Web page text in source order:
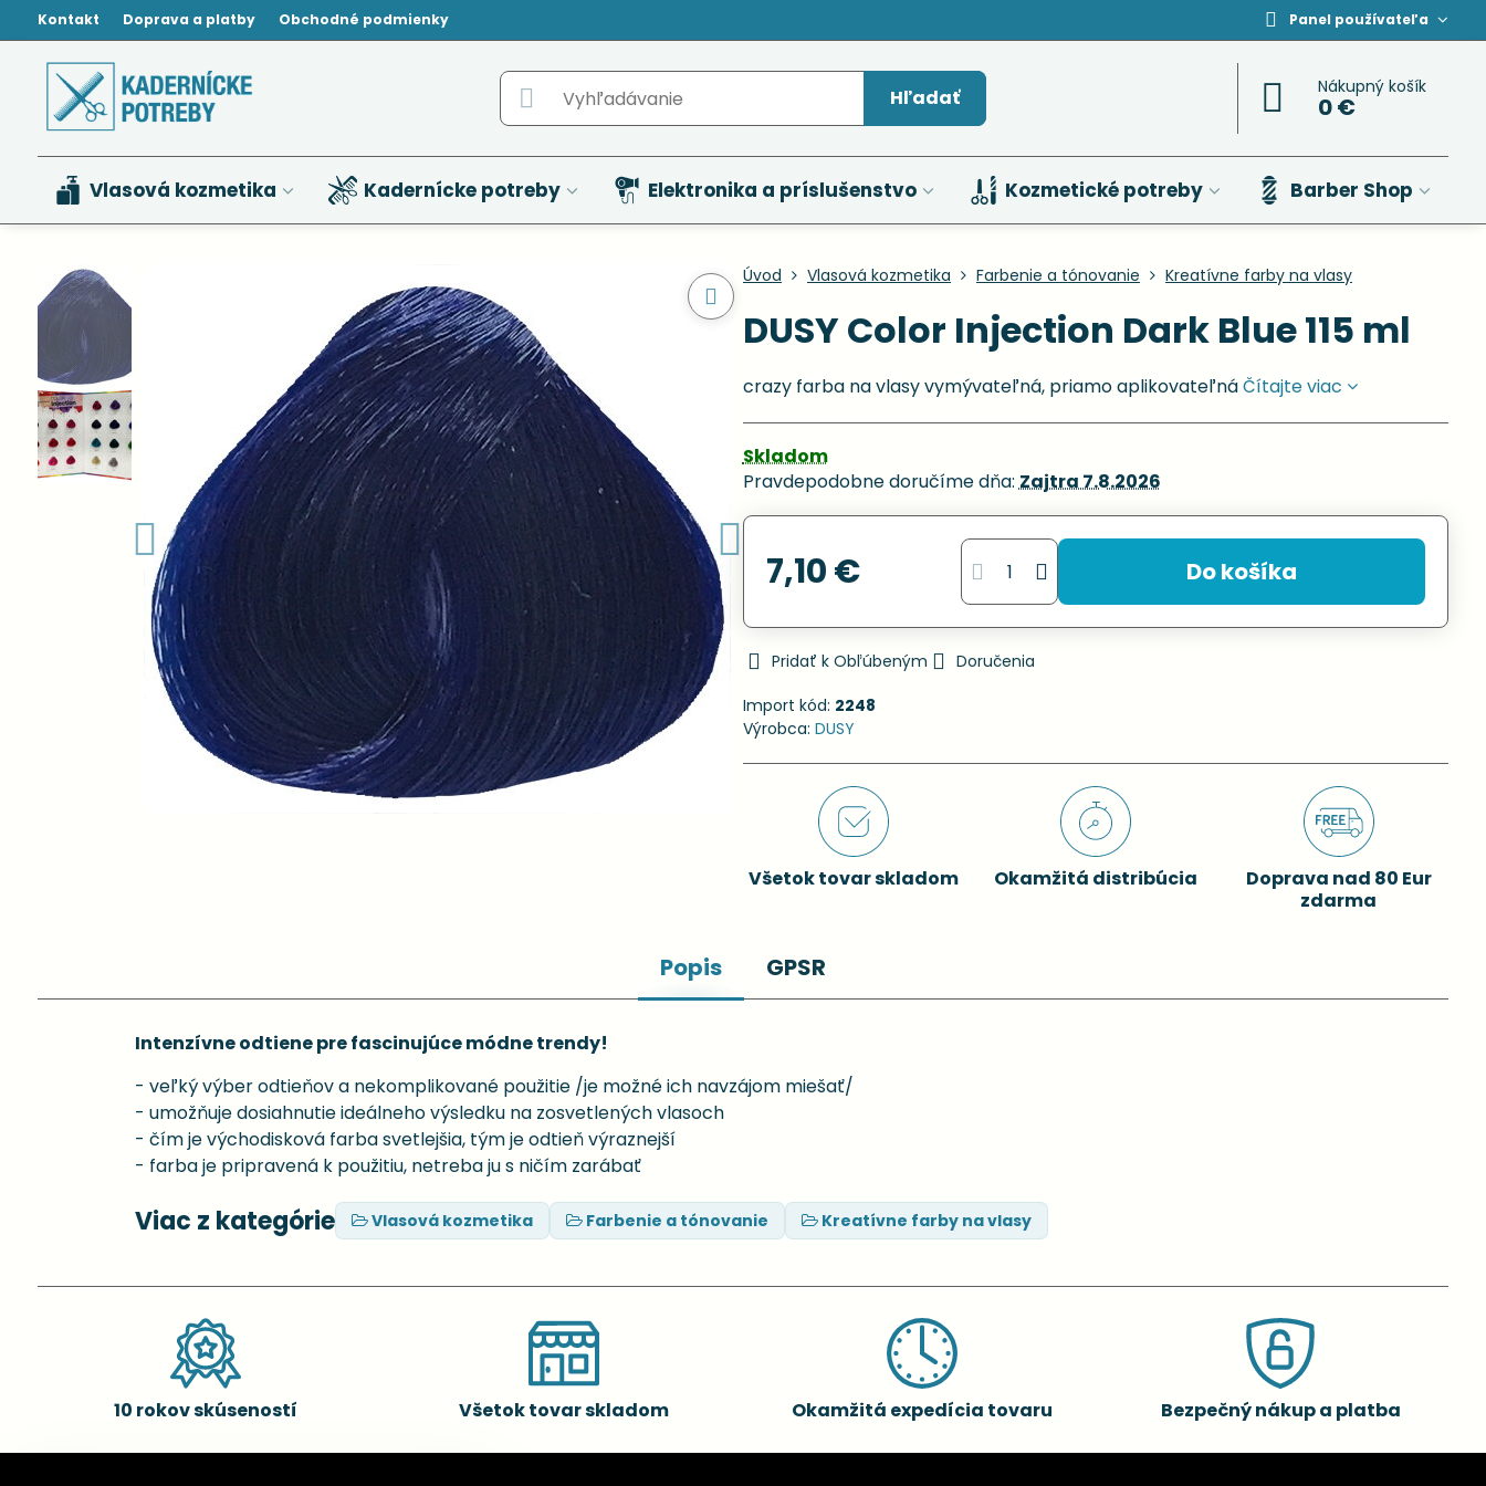
Kontakt Doprava a platby Obchodné podmienky Panel používateľa
Hľadať Nákupný košík
0 €
Vlasová kozmetika Kadernícke potreby Elektronika a príslušenstvo Kozmetické potreby Barber Shop
Úvod Vlasová kozmetika Farbenie a tónovanie Kreatívne farby na vlasy
DUSY Color Injection Dark Blue 115 ml
crazy farba na vlasy vymývateľná, priamo aplikovateľnáČítajte viac
Skladom
Pravdepodobne doručíme dňa:Zajtra7.8.2026
7,10 € Do košíka
Pridať k Obľúbeným
Doručenia
Import kód: 2248
Výrobca: DUSY
Všetok tovar skladom Okamžitá distribúcia
Doprava nad 80 Eur
zdarma
Popis GPSR
Intenzívne odtiene pre fascinujúce módne trendy!
- veľký výber odtieňov a nekomplikované použitie /je možné ich navzájom miešať/
- umožňuje dosiahnutie ideálneho výsledku na zosvetlených vlasoch
- čím je východisková farba svetlejšia, tým je odtieň výraznejší
- farba je pripravená k použitiu, netreba ju s ničím zarábať
Viac z kategórie Vlasová kozmetika Farbenie a tónovanie Kreatívne farby na vlasy
10 rokov skúseností Všetok tovar skladom Okamžitá expedícia tovaru Bezpečný nákup a platba